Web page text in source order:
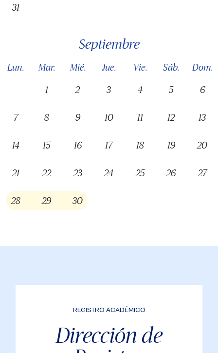
31
septiembre
Lun. Mar. Mié. Jue. Vie. Sáb. Dom.
1 2 3 4 5 6
7 8 9 10 11 12 13
14 15 16 17 18 19 20
21 22 23 24 25 26 27
28 29 30
REGISTRO ACADÉMICO
Dirección de